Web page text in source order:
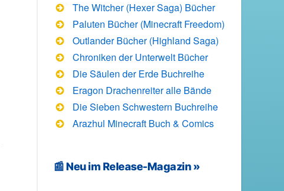
The Witcher (Hexer Saga) Bücher
Paluten Bücher (Minecraft Freedom)
Outlander Bücher (Highland Saga)
Chroniken der Unterwelt Bücher
Die Säulen der Erde Buchreihe
Eragon Drachenreiter alle Bände
Die Sieben Schwestern Buchreihe
Arazhul Minecraft Buch & Comics
📰 Neu im Release-Magazin »